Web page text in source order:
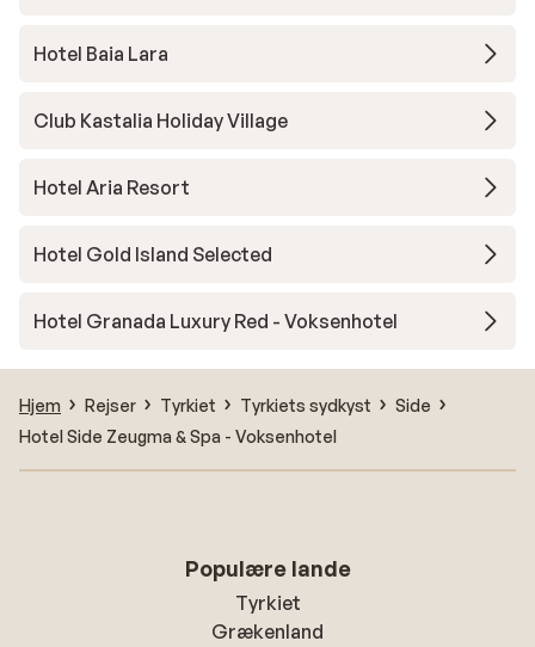
Hotel Baia Lara
Club Kastalia Holiday Village
Hotel Aria Resort
Hotel Gold Island Selected
Hotel Granada Luxury Red - Voksenhotel
Hjem Rejser Tyrkiet Tyrkiets sydkyst
Side
Hotel Side Zeugma & Spa - Voksenhotel
Populære lande
Tyrkiet
Grækenland